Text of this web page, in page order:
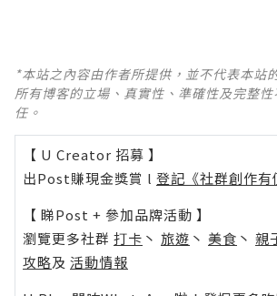
*本站之內容由作者所提供，並不代表本站
所有博客的立場、真實性、準確性及完整
任。
【 U Creator 招募 】
出Post賺現金獎賞 l 登記《社群創作有
【 睇Post + 參加品牌活動 】
瀏覽更多社群 打卡 丶 旅遊 丶 美食 丶 親
攻略及 活動情報